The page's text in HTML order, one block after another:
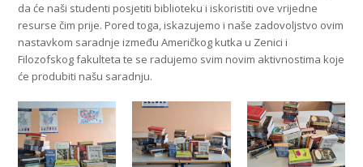
da će naši studenti posjetiti biblioteku i iskoristiti ove vrijedne
resurse čim prije. Pored toga, iskazujemo i naše zadovoljstvo ovim
nastavkom saradnje između Američkog kutka u Zenici i
Filozofskog fakulteta te se radujemo svim novim aktivnostima koje
će produbiti našu saradnju.